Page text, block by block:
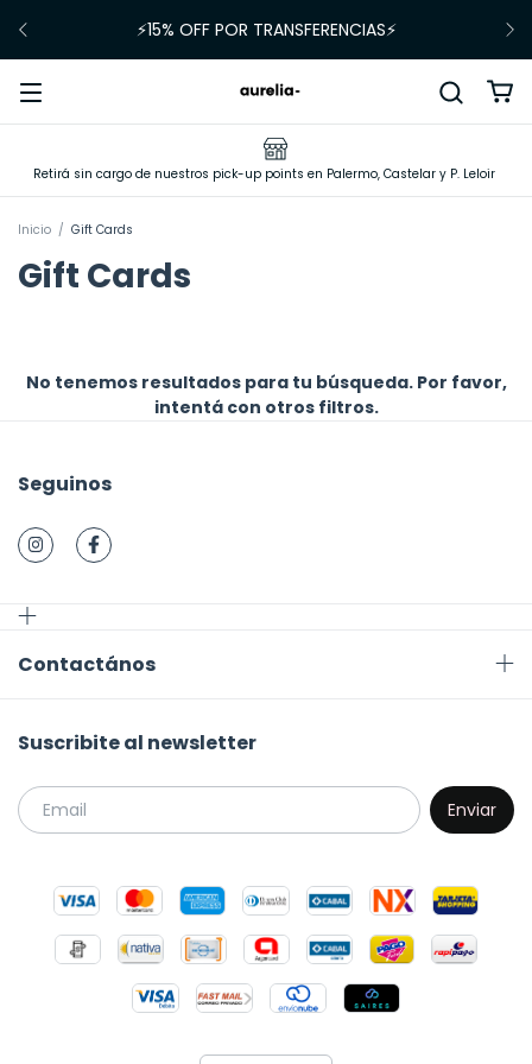
⚡15% OFF POR TRANSFERENCIAS⚡
Retirá sin cargo de nuestros pick-up points en Palermo, Castelar y P. Leloir
Inicio / Gift Cards
Gift Cards
No tenemos resultados para tu búsqueda. Por favor,
intentá con otros filtros.
Seguinos
Contactános
Suscribite al newsletter